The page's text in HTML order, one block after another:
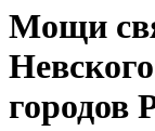
Мощи
городов